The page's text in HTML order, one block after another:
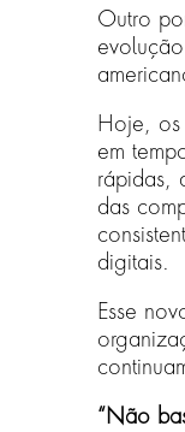
Outro
Hoje, os
em
rápidas,
das
digitais.
Esse
“Não